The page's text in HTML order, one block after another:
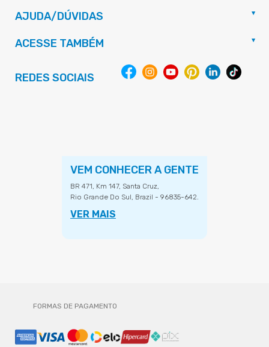
AJUDA/DÚVIDAS
ACESSE TAMBÉM
REDES SOCIAIS
VEM CONHECER A GENTE
BR 471, Km 147, Santa Cruz,
Rio Grande Do Sul, Brazil - 96835-642.
VER MAIS
FORMAS DE PAGAMENTO